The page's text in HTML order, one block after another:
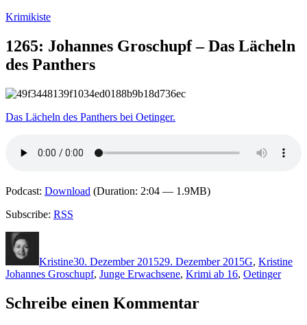
Zum
springen
Krimikiste
1265: Johannes Groschupf – Das Lächeln
des Panthers
Das Lächeln des Panthers bei Oetinger.
Podcast: Download (Duration: 2:04 — 1.9MB)
Subscribe: RSS
Kristine30. Dezember 201529. Dezember 2015G, Kristine
Johannes Groschupf, Junge Erwachsene, Krimi ab 16, Oetinger
Schreibe einen Kommentar